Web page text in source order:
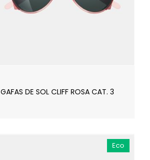
GAFAS DE SOL CLIFF ROSA CAT. 3
Eco